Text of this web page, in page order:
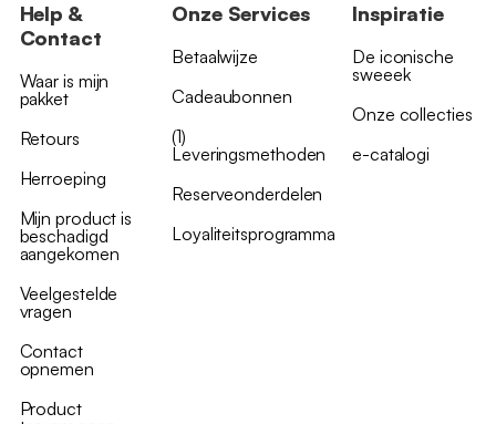
Help &
Contact
Waar is mijn
pakket
Retours
Herroeping
Mijn product is
beschadigd
aangekomen
Veelgestelde
vragen
Contact
opnemen
Product
Onze Services
Betaalwijze
Cadeaubonnen
(1)
Leveringsmethoden
Reserveonderdelen
Loyaliteitsprogramma
Inspiratie
De iconische
sweeek
Onze collecties
e-catalogi